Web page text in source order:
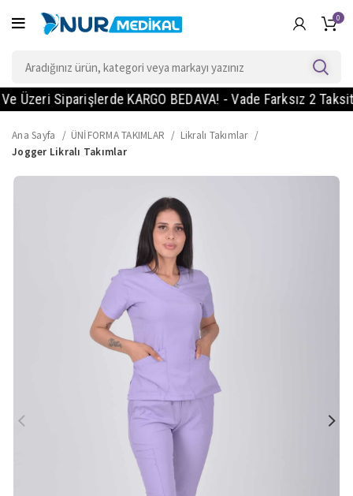
0
Siparişlerde KARGO BEDAVA! - Vade Farksız 2 Taksit
Ana Sayfa ÜNİFORMA TAKIMLAR
Likralı Takımlar
Jogger Likralı Takımlar